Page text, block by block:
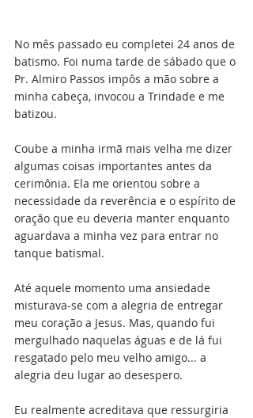
No mês passado eu completei 24 anos de
batismo. Foi numa tarde de sábado que o
Pr. Almiro Passos impôs a mão sobre a
minha cabeça, invocou a Trindade e me
batizou.
Coube a minha irmã mais velha me dizer
algumas coisas importantes antes da
cerimônia. Ela me orientou sobre a
necessidade da reverência e o espírito de
oração que eu deveria manter enquanto
aguardava a minha vez para entrar no
tanque batismal.
Até aquele momento uma ansiedade
misturava-se com a alegria de entregar
meu coração a Jesus. Mas, quando fui
mergulhado naquelas águas e de lá fui
resgatado pelo meu velho amigo... a
alegria deu lugar ao desespero.
Eu realmente acreditava que ressurgiria